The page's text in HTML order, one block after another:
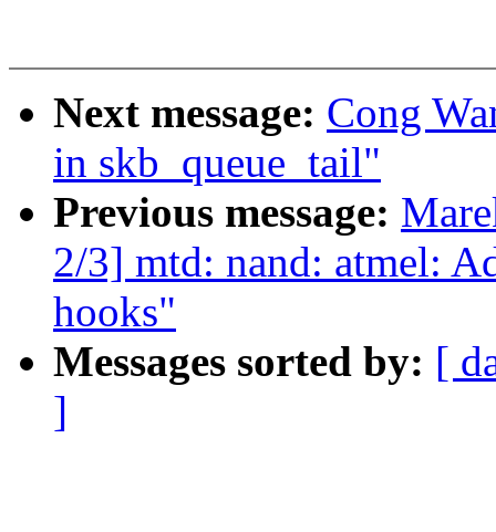
Next message: Cong
in skb_queue_tail"
Previous message:
2/3] mtd: nand: atmel:
hooks"
Messages sorted by: [
]